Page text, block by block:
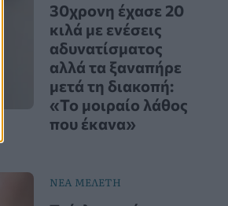
30χρονη έχασε 20
κιλά με ενέσεις
αδυνατίσματος
αλλά τα ξαναπήρε
μετά τη διακοπή:
«Το μοιραίο λάθος
που έκανα»
ΝΕΑ ΜΕΛΕΤΗ